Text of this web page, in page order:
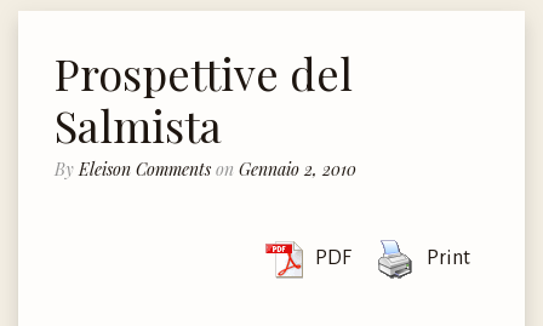
Prospettive del
Salmista
By Eleison Comments on Gennaio 2, 2010
PDF Print